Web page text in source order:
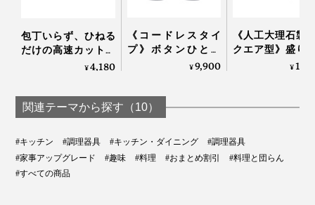
ざまな形状のナイフを最大7本まで飾るように収納でき
かに馴染みます。
包丁いらず、ひねる
だけの高速カット！
生姜やパセリにも使
ル」｜Garlic Twist 4.0
¥4,180
《コードレスタイ
プ》ボタンひとつ
で、刻む・混ぜる・
ルカッター ボンヌ」|
récolte
¥9,900
《人工大理石製
クエア型》盛り
が見違えて、会
¥
関連テーマから探す（10）
#キッチン #調理器具 #キッチン・ダイニング
#調理器具
#家事アップグレード
#趣味 #料理 #おまとめ割引
#料理と団らん
#すべての商品